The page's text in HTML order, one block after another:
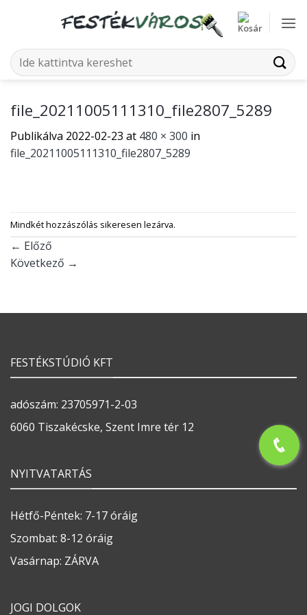
Keresés
a
file_20211005111310_file2807_5289
Publikálva 2022-02-23 at 480 × 300 in
file_20211005111310_file2807_5289
Mindkét hozzászólás sikeresen lezárva.
← Előző
Következő →
FESTÉKSTÚDIÓ KFT
adószám: 23705971-2-03
6060 Tiszakécske, Szent Imre tér 12
NYITVATARTÁS
Hétfő-Péntek: 7-17 óráig
Szombat: 8-12 óráig
Vasárnap: ZÁRVA
JOGI DOLGOK